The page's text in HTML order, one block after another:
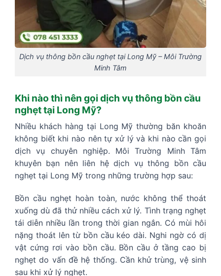
Dịch vụ thông bồn cầu nghẹt tại Long Mỹ – Môi Trường
Minh Tâm
Khi nào thì nên gọi dịch vụ thông bồn cầu
nghẹt tại Long Mỹ?
Nhiều khách hàng tại Long Mỹ thường băn khoăn
không biết khi nào nên tự xử lý và khi nào cần gọi
dịch vụ chuyên nghiệp. Môi Trường Minh Tâm
khuyên bạn nên liên hệ dịch vụ thông bồn cầu
nghẹt tại Long Mỹ trong những trường hợp sau:
Bồn cầu nghẹt hoàn toàn, nước không thể thoát
xuống dù đã thử nhiều cách xử lý. Tình trạng nghẹt
tái diễn nhiều lần trong thời gian ngắn. Có mùi hôi
nặng thoát lên từ bồn cầu kéo dài. Nghi ngờ có dị
vật cứng rơi vào bồn cầu. Bồn cầu ở tầng cao bị
nghẹt do vấn đề hệ thống. Cần khử trùng, vệ sinh
sau khi xử lý nghẹt.